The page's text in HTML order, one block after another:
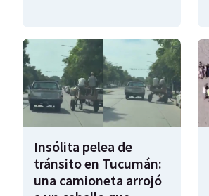
Insólita pelea de
tránsito en Tucumán:
una camioneta arrojó